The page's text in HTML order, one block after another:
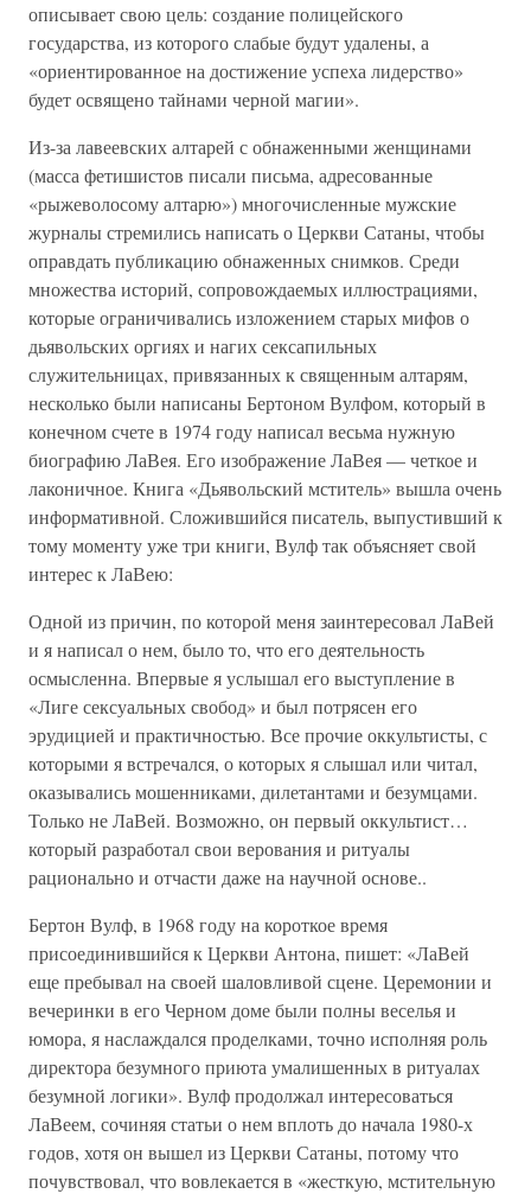
описывает свою цель: создание полицейского
государства, из которого слабые будут удалены, а
«ориентированное на достижение успеха лидерство»
будет освящено тайнами черной магии».
Из-за лавеевских алтарей с обнаженными женщинами
(масса фетишистов писали письма, адресованные
«рыжеволосому алтарю») многочисленные мужские
журналы стремились написать о Церкви Сатаны, чтобы
оправдать публикацию обнаженных снимков. Среди
множества историй, сопровождаемых иллюстрациями,
которые ограничивались изложением старых мифов о
дьявольских оргиях и нагих сексапильных
служительницах, привязанных к священным алтарям,
несколько были написаны Бертоном Вулфом, который в
конечном счете в 1974 году написал весьма нужную
биографию ЛаВея. Его изображение ЛаВея — четкое и
лаконичное. Книга «Дьявольский мститель» вышла очень
информативной. Сложившийся писатель, выпустивший к
тому моменту уже три книги, Вулф так объясняет свой
интерес к ЛаВею:
Одной из причин, по которой меня заинтересовал ЛаВей
и я написал о нем, было то, что его деятельность
осмысленна. Впервые я услышал его выступление в
«Лиге сексуальных свобод» и был потрясен его
эрудицией и практичностью. Все прочие оккультисты, с
которыми я встречался, о которых я слышал или читал,
оказывались мошенниками, дилетантами и безумцами.
Только не ЛаВей. Возможно, он первый оккультист…
который разработал свои верования и ритуалы
рационально и отчасти даже на научной основе..
Бертон Вулф, в 1968 году на короткое время
присоединившийся к Церкви Антона, пишет: «ЛаВей
еще пребывал на своей шаловливой сцене. Церемонии и
вечеринки в его Черном доме были полны веселья и
юмора, я наслаждался проделками, точно исполняя роль
директора безумного приюта умалишенных в ритуалах
безумной логики». Вулф продолжал интересоваться
ЛаВеем, сочиняя статьи о нем вплоть до начала 1980-х
годов, хотя он вышел из Церкви Сатаны, потому что
почувствовал, что вовлекается в «жесткую, мстительную